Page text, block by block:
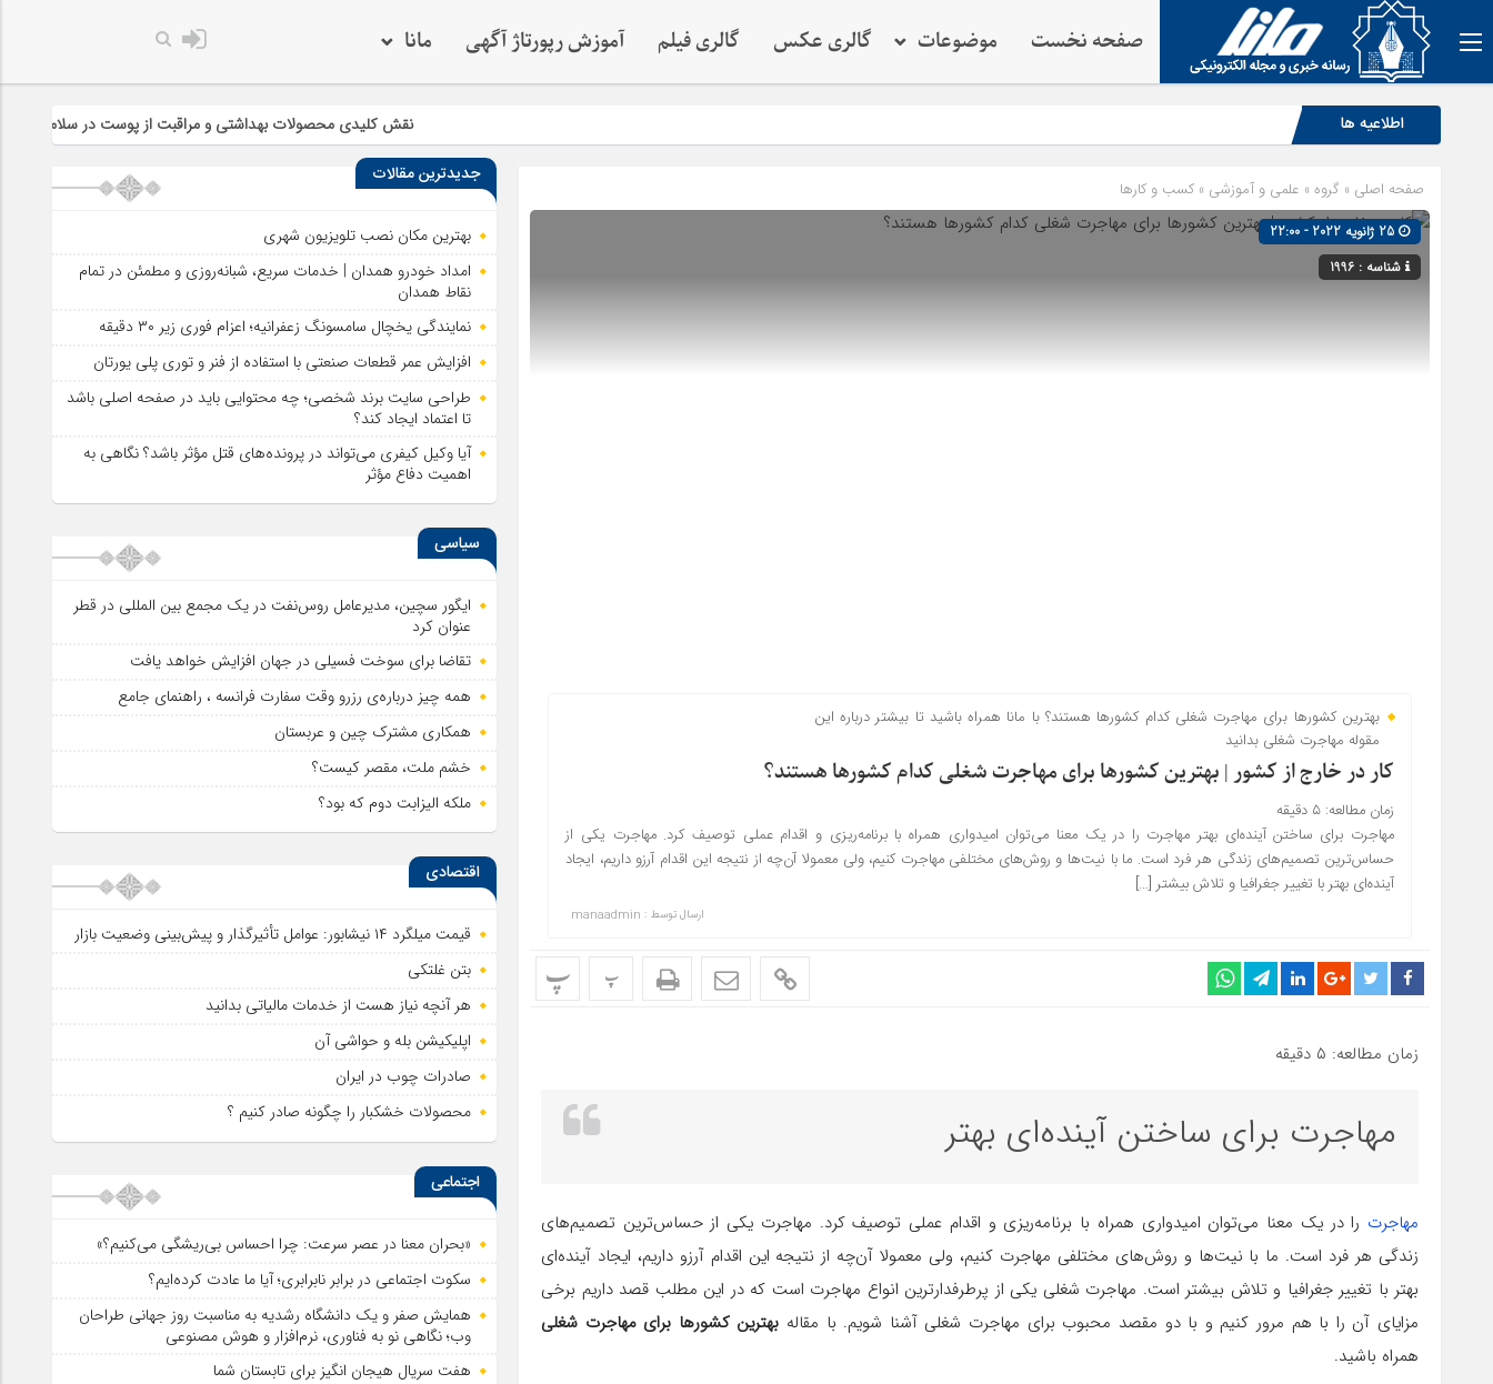
صفحه نخست موضوعات گالری عکس گالری فیلم آموزش رپورتاژ آگهی مانا
اطلاعیه ها نقش کلیدی محصولات بهداشتی و مراقبت از پوست در سلامت و زیبایی
صفحه اصلی » گروه » علمی و آموزشی » کسب و کارها
شناسه : 1996
بهترین کشورها برای مهاجرت شغلی کدام کشورها هستند؟ با مانا همراه باشید تا بیشتر درباره این
مقوله مهاجرت شغلی بدانید
کار در خارج از کشور | بهترین کشورها برای مهاجرت شغلی کدام کشورها هستند؟
زمان مطالعه:۵ دقیقه
مهاجرت برای ساختن آینده‌ای بهتر مهاجرت را در یک معنا می‌توان امیدواری همراه با برنامه‌ریزی و اقدام عملی توصیف کرد. مهاجرت یکی از
حساس‌ترین تصمیم‌های زندگی هر فرد است. ما با نیت‌ها و روش‌های مختلفی مهاجرت کنیم‌، ولی معمولا آن‌چه از نتیجه این اقدام آرزو داریم، ایجاد
آینده‌ای بهتر با تغییر جغرافیا و تلاش بیشتر […]
ارسال توسط : manaadmin
پ پ
زمان مطالعه: ۵ دقیقه
مهاجرت برای ساختن آینده‌ای بهتر
مهاجرت را در یک معنا می‌توان امیدواری همراه با برنامه‌ریزی و اقدام عملی توصیف کرد. مهاجرت یکی از حساس‌ترین تصمیم‌های
زندگی هر فرد است. ما با نیت‌ها و روش‌های مختلفی مهاجرت کنیم‌، ولی معمولا آن‌چه از نتیجه این اقدام آرزو داریم، ایجاد آینده‌ای
بهتر با تغییر جغرافیا و تلاش بیشتر است. مهاجرت شغلی یکی از پرطرفدارترین انواع مهاجرت است که در این مطلب قصد داریم برخی
مزایای آن را با هم مرور کنیم و با دو مقصد محبوب برای مهاجرت شغلی آشنا شویم. با مقاله بهترین کشورها برای مهاجرت شغلی
همراه باشید.
جدیدترین مقالات
بهترین مکان نصب تلویزیون شهری
امداد خودرو همدان | خدمات سریع، شبانه‌روزی و مطمئن در تمام
نقاط همدان
نمایندگی یخچال سامسونگ زعفرانیه؛ اعزام فوری زیر ۳۰ دقیقه
افزایش عمر قطعات صنعتی با استفاده از فنر و توری پلی یورتان
طراحی سایت برند شخصی؛ چه محتوایی باید در صفحه اصلی باشد
تا اعتماد ایجاد کند؟
آیا وکیل کیفری می‌تواند در پرونده‌های قتل مؤثر باشد؟ نگاهی به
اهمیت دفاع مؤثر
سیاسی
ایگور سچین، مدیرعامل روس‌نفت در یک مجمع بین المللی در قطر
عنوان کرد
تقاضا برای سوخت فسیلی در جهان افزایش خواهد یافت
همه چیز درباره‌ی رزرو وقت سفارت فرانسه ، راهنمای جامع
همکاری مشترک چین و عربستان
خشم ملت، مقصر کیست؟
ملکه الیزابت دوم که بود؟
اقتصادی
قیمت میلگرد ۱۴ نیشابور: عوامل تأثیرگذار و پیش‌بینی وضعیت بازار
بتن غلتکی
هر آنچه نیاز هست از خدمات مالیاتی بدانید
اپلیکیشن بله و حواشی آن
صادرات چوب در ایران
محصولات خشکبار را چگونه صادر کنیم ؟
اجتماعی
«بحران معنا در عصر سرعت: چرا احساس بی‌ریشگی می‌کنیم؟»
سکوت اجتماعی در برابر نابرابری؛ آیا ما عادت کرده‌ایم؟
همایش صفر و یک دانشگاه رشدیه به مناسبت روز جهانی طراحان
وب؛ نگاهی نو به فناوری، نرم‌افزار و هوش مصنوعی
هفت سریال هیجان انگیز برای تابستان شما